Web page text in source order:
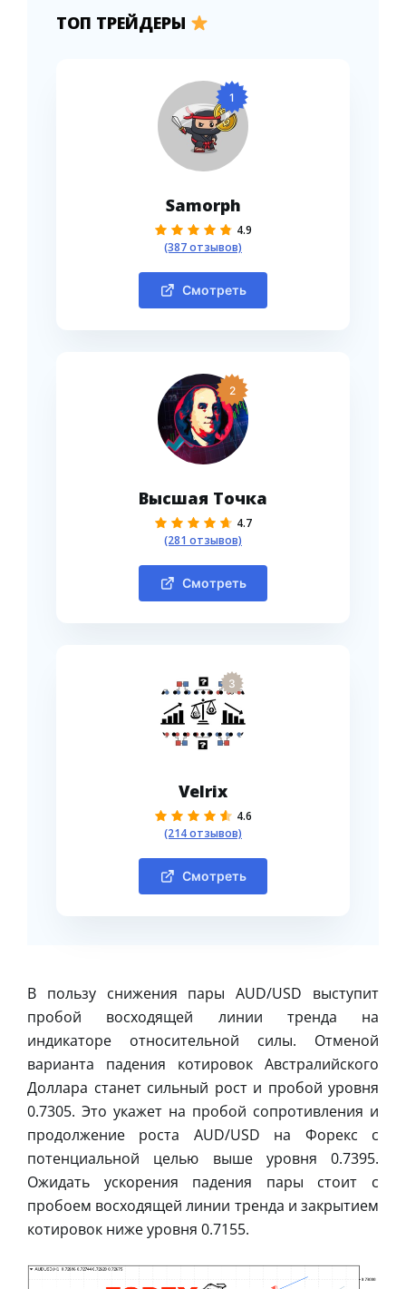
ТОП ТРЕЙДЕРЫ
1
Samorph
4.9
(387 отзывов)
Смотреть
2
Высшая Точка
4.7
(281 отзывов)
Смотреть
3
Velrix
4.6
(214 отзывов)
Смотреть
В пользу снижения пары AUD/USD выступит
пробой восходящей линии тренда на
индикаторе относительной силы. Отменой
варианта падения котировок Австралийского
Доллара станет сильный рост и пробой уровня
0.7305. Это укажет на пробой сопротивления и
продолжение роста AUD/USD на Форекс с
потенциальной целью выше уровня 0.7395.
Ожидать ускорения падения пары стоит с
пробоем восходящей линии тренда и закрытием
котировок ниже уровня 0.7155.